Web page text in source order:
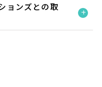
ョンズとの取